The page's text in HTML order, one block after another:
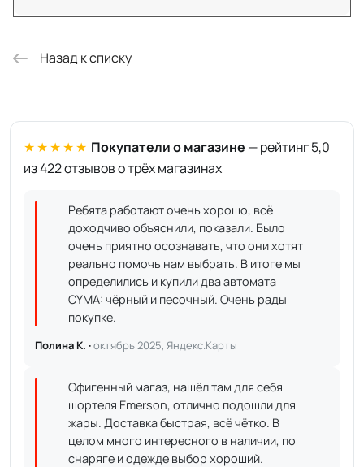
Назад к списку
★★★★★ Покупатели о магазине — рейтинг 5,0
из 422 отзывов о трёх магазинах
Ребята работают очень хорошо, всё
доходчиво объяснили, показали. Было
очень приятно осознавать, что они хотят
реально помочь нам выбрать. В итоге мы
определились и купили два автомата
CYMA: чёрный и песочный. Очень рады
покупке.
Полина К. ·октябрь 2025, Яндекс.Карты
Офигенный магаз, нашёл там для себя
шортеля Emerson, отлично подошли для
жары. Доставка быстрая, всё чётко. В
целом много интересного в наличии, по
снаряге и одежде выбор хороший.